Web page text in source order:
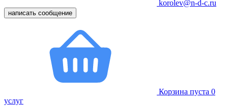
korolev@n-d-c.ru
написать сообщение
Корзина пуста 0
услуг